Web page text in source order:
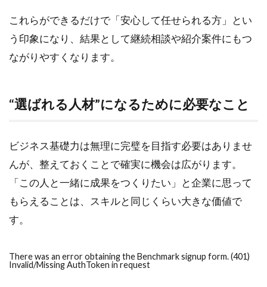
これらができるだけで「安心して任せられる方」とい
う印象になり、結果として継続相談や紹介案件にもつ
ながりやすくなります。
“選ばれる人材”になるために必要なこと
ビジネス基礎力は無理に完璧を目指す必要はありませ
んが、整えておくことで確実に機会は広がります。
「この人と一緒に成果をつくりたい」と企業に思って
もらえることは、スキルと同じくらい大きな価値で
す。
There was an error obtaining the Benchmark signup form. (401)
Invalid/Missing AuthToken in request